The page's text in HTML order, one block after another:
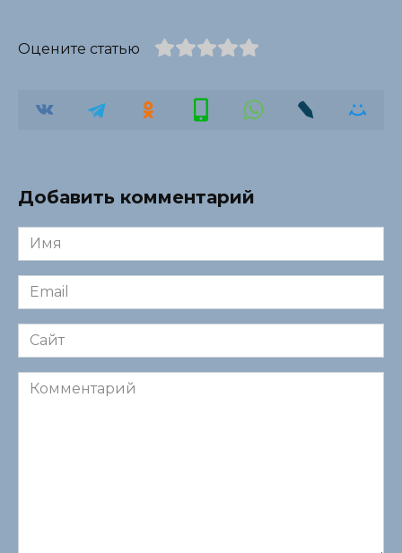
Оцените статью
Добавить комментарий
Имя
*
Email
*
Сайт
Комментарий